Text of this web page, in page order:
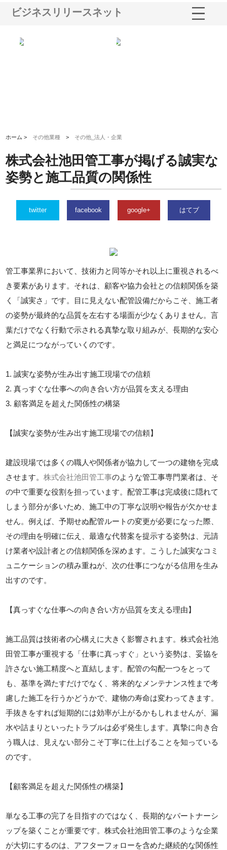
ビジネスリリースネット
ホーム > その他業種 > その他_法人・企業
株式会社池田管工事が掲げる誠実な
姿勢と施工品質の関係性
twitter facebook google+ はてブ
管工事業界において、技術力と同等かそれ以上に重視されるべ
き要素があります。それは、顧客や協力会社との信頼関係を築
く「誠実さ」です。目に見えない配管設備だからこそ、施工者
の姿勢が最終的な品質を左右する場面が少なくありません。言
葉だけでなく行動で示される真摯な取り組みが、長期的な安心
と満足につながっていくのです。
1. 誠実な姿勢が生み出す施工現場での信頼
2. 真っすぐな仕事への向き合い方が品質を支える理由
3. 顧客満足を超えた関係性の構築
【誠実な姿勢が生み出す施工現場での信頼】
建設現場では多くの職人や関係者が協力して一つの建物を完成
させます。株式会社池田管工事のような管工事専門業者は、そ
の中で重要な役割を担っています。配管工事は完成後に隠れて
しまう部分が多いため、施工中の丁寧な説明や報告が欠かせま
せん。例えば、予期せぬ配管ルートの変更が必要になった際、
その理由を明確に伝え、最適な代替案を提示する姿勢は、元請
け業者や設計者との信頼関係を深めます。こうした誠実なコミ
ュニケーションの積み重ねが、次の仕事につながる信用を生み
出すのです。
【真っすぐな仕事への向き合い方が品質を支える理由】
施工品質は技術者の心構えに大きく影響されます。株式会社池
田管工事が重視する「仕事に真っすぐ」という姿勢は、妥協を
許さない施工精度へと直結します。配管の勾配一つをとって
も、基準を満たすだけでなく、将来的なメンテナンス性まで考
慮した施工を行うかどうかで、建物の寿命は変わってきます。
手抜きをすれば短期的には効率が上がるかもしれませんが、漏
水や詰まりといったトラブルは必ず発生します。真摯に向き合
う職人は、見えない部分こそ丁寧に仕上げることを知っている
のです。
【顧客満足を超えた関係性の構築】
単なる工事の完了を目指すのではなく、長期的なパートナーシ
ップを築くことが重要です。株式会社池田管工事のような企業
が大切にするのは、アフターフォローを含めた継続的な関係性